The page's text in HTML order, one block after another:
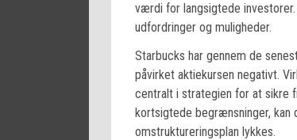
værdi for langsigtede
udfordringer og muligheder.
Starbucks har gennem de
påvirket aktiekursen negativt.
centralt i strategien for at sikre
kortsigtede begrænsninger,
omstruktureringsplan lykkes.